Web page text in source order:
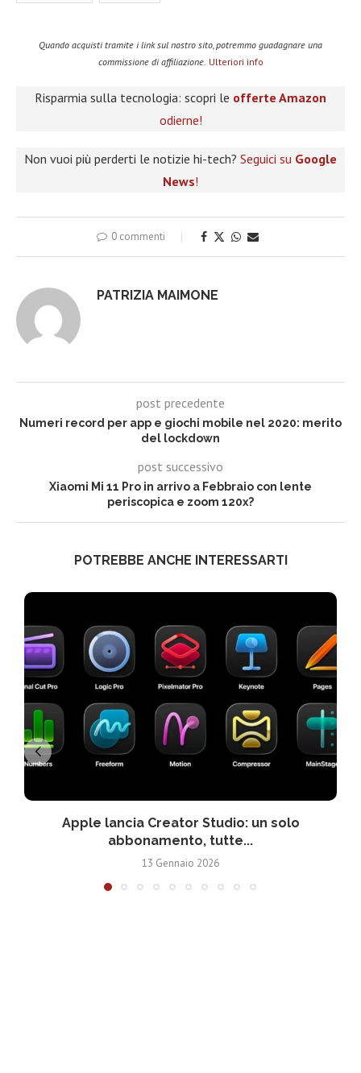
Quando acquisti tramite i link sul nostro sito, potremmo guadagnare una
commissione di affiliazione. Ulteriori info
Risparmia sulla tecnologia: scopri le offerte Amazon
odierne!
Non vuoi più perderti le notizie hi-tech? Seguici su Google
News!
0 commenti
PATRIZIA MAIMONE
post precedente
Numeri record per app e giochi mobile nel 2020: merito
del lockdown
post successivo
Xiaomi Mi 11 Pro in arrivo a Febbraio con lente
periscopica e zoom 120x?
POTREBBE ANCHE INTERESSARTI
Apple lancia Creator Studio: un solo
abbonamento, tutte...
13 Gennaio 2026